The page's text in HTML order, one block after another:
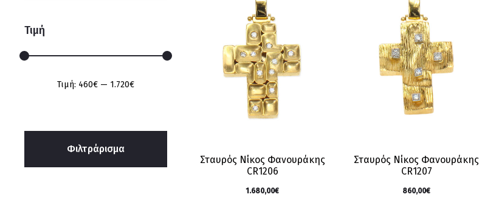
Σταυρός Νίκος Φανουράκης
CR1206
1.680,00€
Σταυρός Νίκος Φανουράκης
CR1207
860,00€
Τιμή
Ελάχιστη
Μέγιστη
Φιλτράρισμα
Τιμή: 460€ — 1.720€